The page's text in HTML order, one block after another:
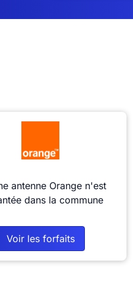
antenne Orange n'est
dans la commune
Voir les forfaits